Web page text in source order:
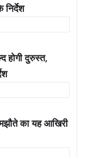
निर्देश
होगी दुरुस्त,
का यह आखिरी